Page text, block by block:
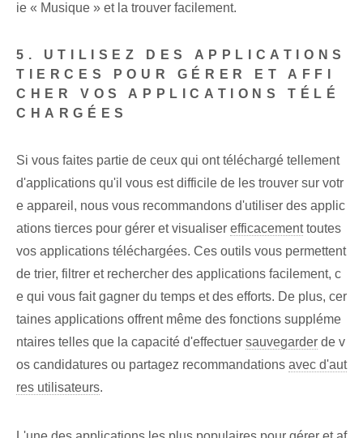
ie « Musique » et la trouver facilement.
5. UTILISEZ DES APPLICATIONS
TIERCES POUR GÉRER ET AFFI
CHER VOS APPLICATIONS TÉLÉ
CHARGÉES
Si vous faites partie de ceux qui ont téléchargé tellement
d'applications qu'il vous est difficile de les trouver sur votr
e appareil, nous vous recommandons d'utiliser des applic
ations tierces pour gérer et visualiser efficacementtoutes
vos applications téléchargées‌. Ces ⁣outils ⁢vous permettent
de trier, filtrer et rechercher des applications facilement, c
e qui vous fait gagner du temps et des efforts. De plus, cer
taines applications offrent même des fonctions suppléme
ntaires telles que la ‍capacité‍ d'effectuer sauvegarder de v
os candidatures ou partagez ⁢recommandations avec d'aut
res utilisateurs.